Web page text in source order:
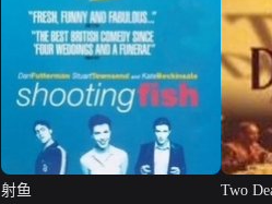
射鱼
Two